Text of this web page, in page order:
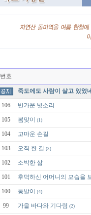
번호
죽도에도 사람이 살고 있었
106 반가운 빗소리
105 봄맞이 (1)
104 고마운 손길
103 오직 한 길 (3)
102 소박한 삶
101 후덕하신 어머니의 모습을
100 통발이 (4)
99 가을 바다와 기다림 (2)